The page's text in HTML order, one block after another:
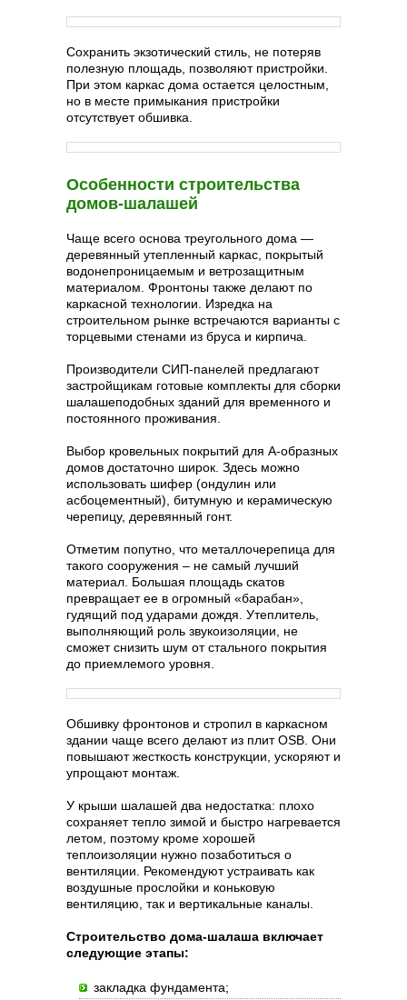
Сохранить экзотический стиль, не потеряв
полезную площадь, позволяют пристройки.
При этом каркас дома остается целостным,
но в месте примыкания пристройки
отсутствует обшивка.
Особенности строительства
домов-шалашей
Чаще всего основа треугольного дома —
деревянный утепленный каркас, покрытый
водонепроницаемым и ветрозащитным
материалом. Фронтоны также делают по
каркасной технологии. Изредка на
строительном рынке встречаются варианты с
торцевыми стенами из бруса и кирпича.
Производители СИП-панелей предлагают
застройщикам готовые комплекты для сборки
шалашеподобных зданий для временного и
постоянного проживания.
Выбор кровельных покрытий для А-образных
домов достаточно широк. Здесь можно
использовать шифер (ондулин или
асбоцементный), битумную и керамическую
черепицу, деревянный гонт.
Отметим попутно, что металлочерепица для
такого сооружения – не самый лучший
материал. Большая площадь скатов
превращает ее в огромный «барабан»,
гудящий под ударами дождя. Утеплитель,
выполняющий роль звукоизоляции, не
сможет снизить шум от стального покрытия
до приемлемого уровня.
Обшивку фронтонов и стропил в каркасном
здании чаще всего делают из плит OSB. Они
повышают жесткость конструкции, ускоряют и
упрощают монтаж.
У крыши шалашей два недостатка: плохо
сохраняет тепло зимой и быстро нагревается
летом, поэтому кроме хорошей
теплоизоляции нужно позаботиться о
вентиляции. Рекомендуют устраивать как
воздушные прослойки и коньковую
вентиляцию, так и вертикальные каналы.
Строительство дома-шалаша включает
следующие этапы:
закладка фундамента;